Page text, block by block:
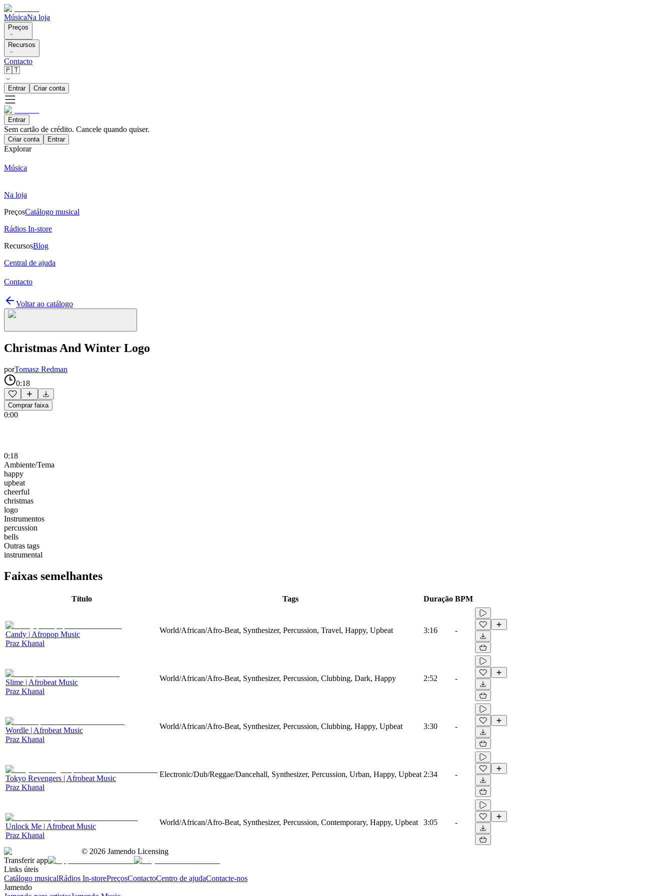
MúsicaNa loja
Preços
Recursos
Contacto
🇵🇹
Entrar Criar conta
Entrar
Sem cartão de crédito. Cancele quando quiser.
Criar conta Entrar
Explorar
Música
Na loja
PreçosCatálogo musical
Rádios In-store
RecursosBlog
Central de ajuda
Contacto
Voltar ao catálogo
Christmas And Winter Logo
porTomasz Redman
0:18
Comprar faixa
0:00
0:18
Ambiente/Tema
happy
upbeat
cheerful
christmas
logo
Instrumentos
percussion
bells
Outras tags
instrumental
Faixas semelhantes
Título Tags Duração BPM
Candy | Afropop Music
Praz Khanal
World/African/Afro-Beat, Synthesizer, Percussion, Travel, Happy, Upbeat 3:16 -
Slime | Afrobeat Music
Praz Khanal
World/African/Afro-Beat, Synthesizer, Percussion, Clubbing, Dark, Happy 2:52 -
Wordle | Afrobeat Music
Praz Khanal
World/African/Afro-Beat, Synthesizer, Percussion, Clubbing, Happy, Upbeat 3:30 -
Tokyo Revengers | Afrobeat Music
Praz Khanal
Electronic/Dub/Reggae/Dancehall, Synthesizer, Percussion, Urban, Happy, Upbeat 2:34 -
Unlock Me | Afrobeat Music
Praz Khanal
World/African/Afro-Beat, Synthesizer, Percussion, Contemporary, Happy, Upbeat 3:05 -
© 2026 Jamendo Licensing
Transferir app
Links úteis
Catálogo musicalRádios In-storePreçosContactoCentro de ajudaContacte-nos
Jamendo